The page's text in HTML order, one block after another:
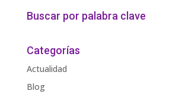
Buscar por palabra clave
Categorías
Actualidad
Blog